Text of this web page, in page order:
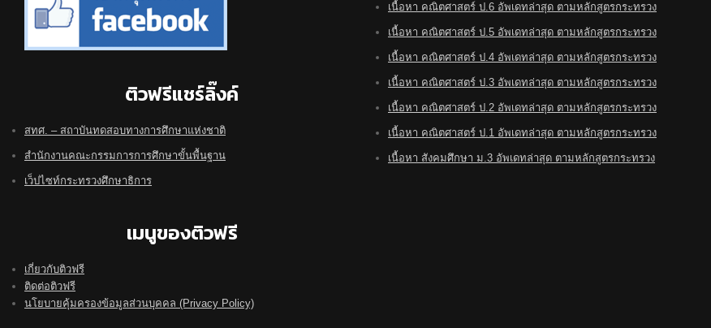
ติวฟรีแชร์ลิ๊งค์
สทศ. – สถาบันทดสอบทางการศึกษาแห่งชาติ
สำนักงานคณะกรรมการการศึกษาขั้นพื้นฐาน
เว็ปไซท์กระทรวงศึกษาธิการ
เมนูของติวฟรี
เกี่ยวกับติวฟรี
ติดต่อติวฟรี
นโยบายคุ้มครองข้อมูลส่วนบุคคล (Privacy Policy)
เนื้อหา คณิตศาสตร์ ป.6 อัพเดทล่าสุด ตามหลักสูตรกระทรวง
เนื้อหา คณิตศาสตร์ ป.5 อัพเดทล่าสุด ตามหลักสูตรกระทรวง
เนื้อหา คณิตศาสตร์ ป.4 อัพเดทล่าสุด ตามหลักสูตรกระทรวง
เนื้อหา คณิตศาสตร์ ป.3 อัพเดทล่าสุด ตามหลักสูตรกระทรวง
เนื้อหา คณิตศาสตร์ ป.2 อัพเดทล่าสุด ตามหลักสูตรกระทรวง
เนื้อหา คณิตศาสตร์ ป.1 อัพเดทล่าสุด ตามหลักสูตรกระทรวง
เนื้อหา สังคมศึกษา ม.3 อัพเดทล่าสุด ตามหลักสูตรกระทรวง